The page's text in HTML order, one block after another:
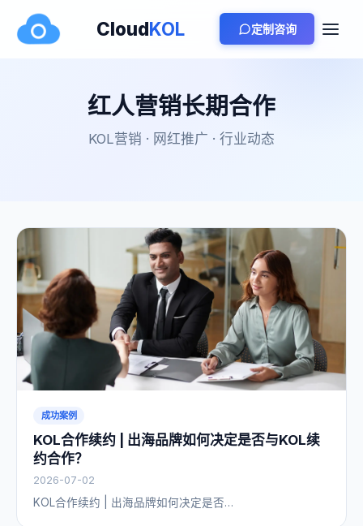
CloudKOL 定制咨询
红人营销长期合作
KOL营销 · 网红推广 · 行业动态
成功案例
KOL合作续约 | 出海品牌如何决定是否与KOL续
约合作？
2026-07-02
KOL合作续约 | 出海品牌如何决定是否…